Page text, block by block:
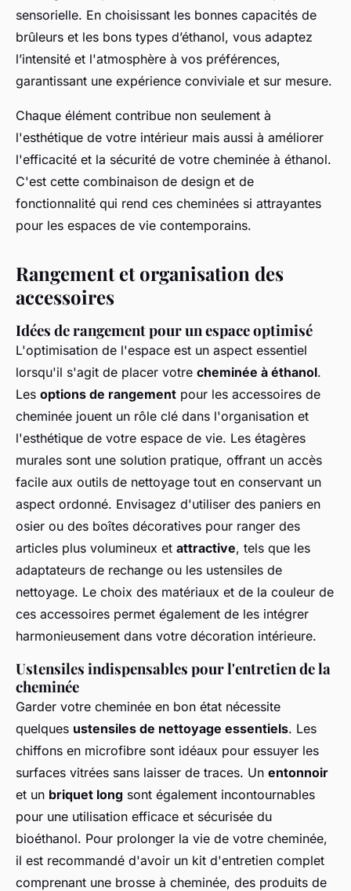
sensorielle. En choisissant les bonnes capacités de
brûleurs et les bons types d’éthanol, vous adaptez
l’intensité et l'atmosphère à vos préférences,
garantissant une expérience conviviale et sur mesure.
Chaque élément contribue non seulement à
l'esthétique de votre intérieur mais aussi à améliorer
l'efficacité et la sécurité de votre cheminée à éthanol.
C'est cette combinaison de design et de
fonctionnalité qui rend ces cheminées si attrayantes
pour les espaces de vie contemporains.
Rangement et organisation des
accessoires
Idées de rangement pour un espace optimisé
L'optimisation de l'espace est un aspect essentiel
lorsqu'il s'agit de placer votre cheminée à éthanol.
Les options de rangement pour les accessoires de
cheminée jouent un rôle clé dans l'organisation et
l'esthétique de votre espace de vie. Les étagères
murales sont une solution pratique, offrant un accès
facile aux outils de nettoyage tout en conservant un
aspect ordonné. Envisagez d'utiliser des paniers en
osier ou des boîtes décoratives pour ranger des
articles plus volumineux et attractive, tels que les
adaptateurs de rechange ou les ustensiles de
nettoyage. Le choix des matériaux et de la couleur de
ces accessoires permet également de les intégrer
harmonieusement dans votre décoration intérieure.
Ustensiles indispensables pour l'entretien de la
cheminée
Garder votre cheminée en bon état nécessite
quelques ustensiles de nettoyage essentiels. Les
chiffons en microfibre sont idéaux pour essuyer les
surfaces vitrées sans laisser de traces. Un entonnoir
et un briquet long sont également incontournables
pour une utilisation efficace et sécurisée du
bioéthanol. Pour prolonger la vie de votre cheminée,
il est recommandé d'avoir un kit d'entretien complet
comprenant une brosse à cheminée, des produits de